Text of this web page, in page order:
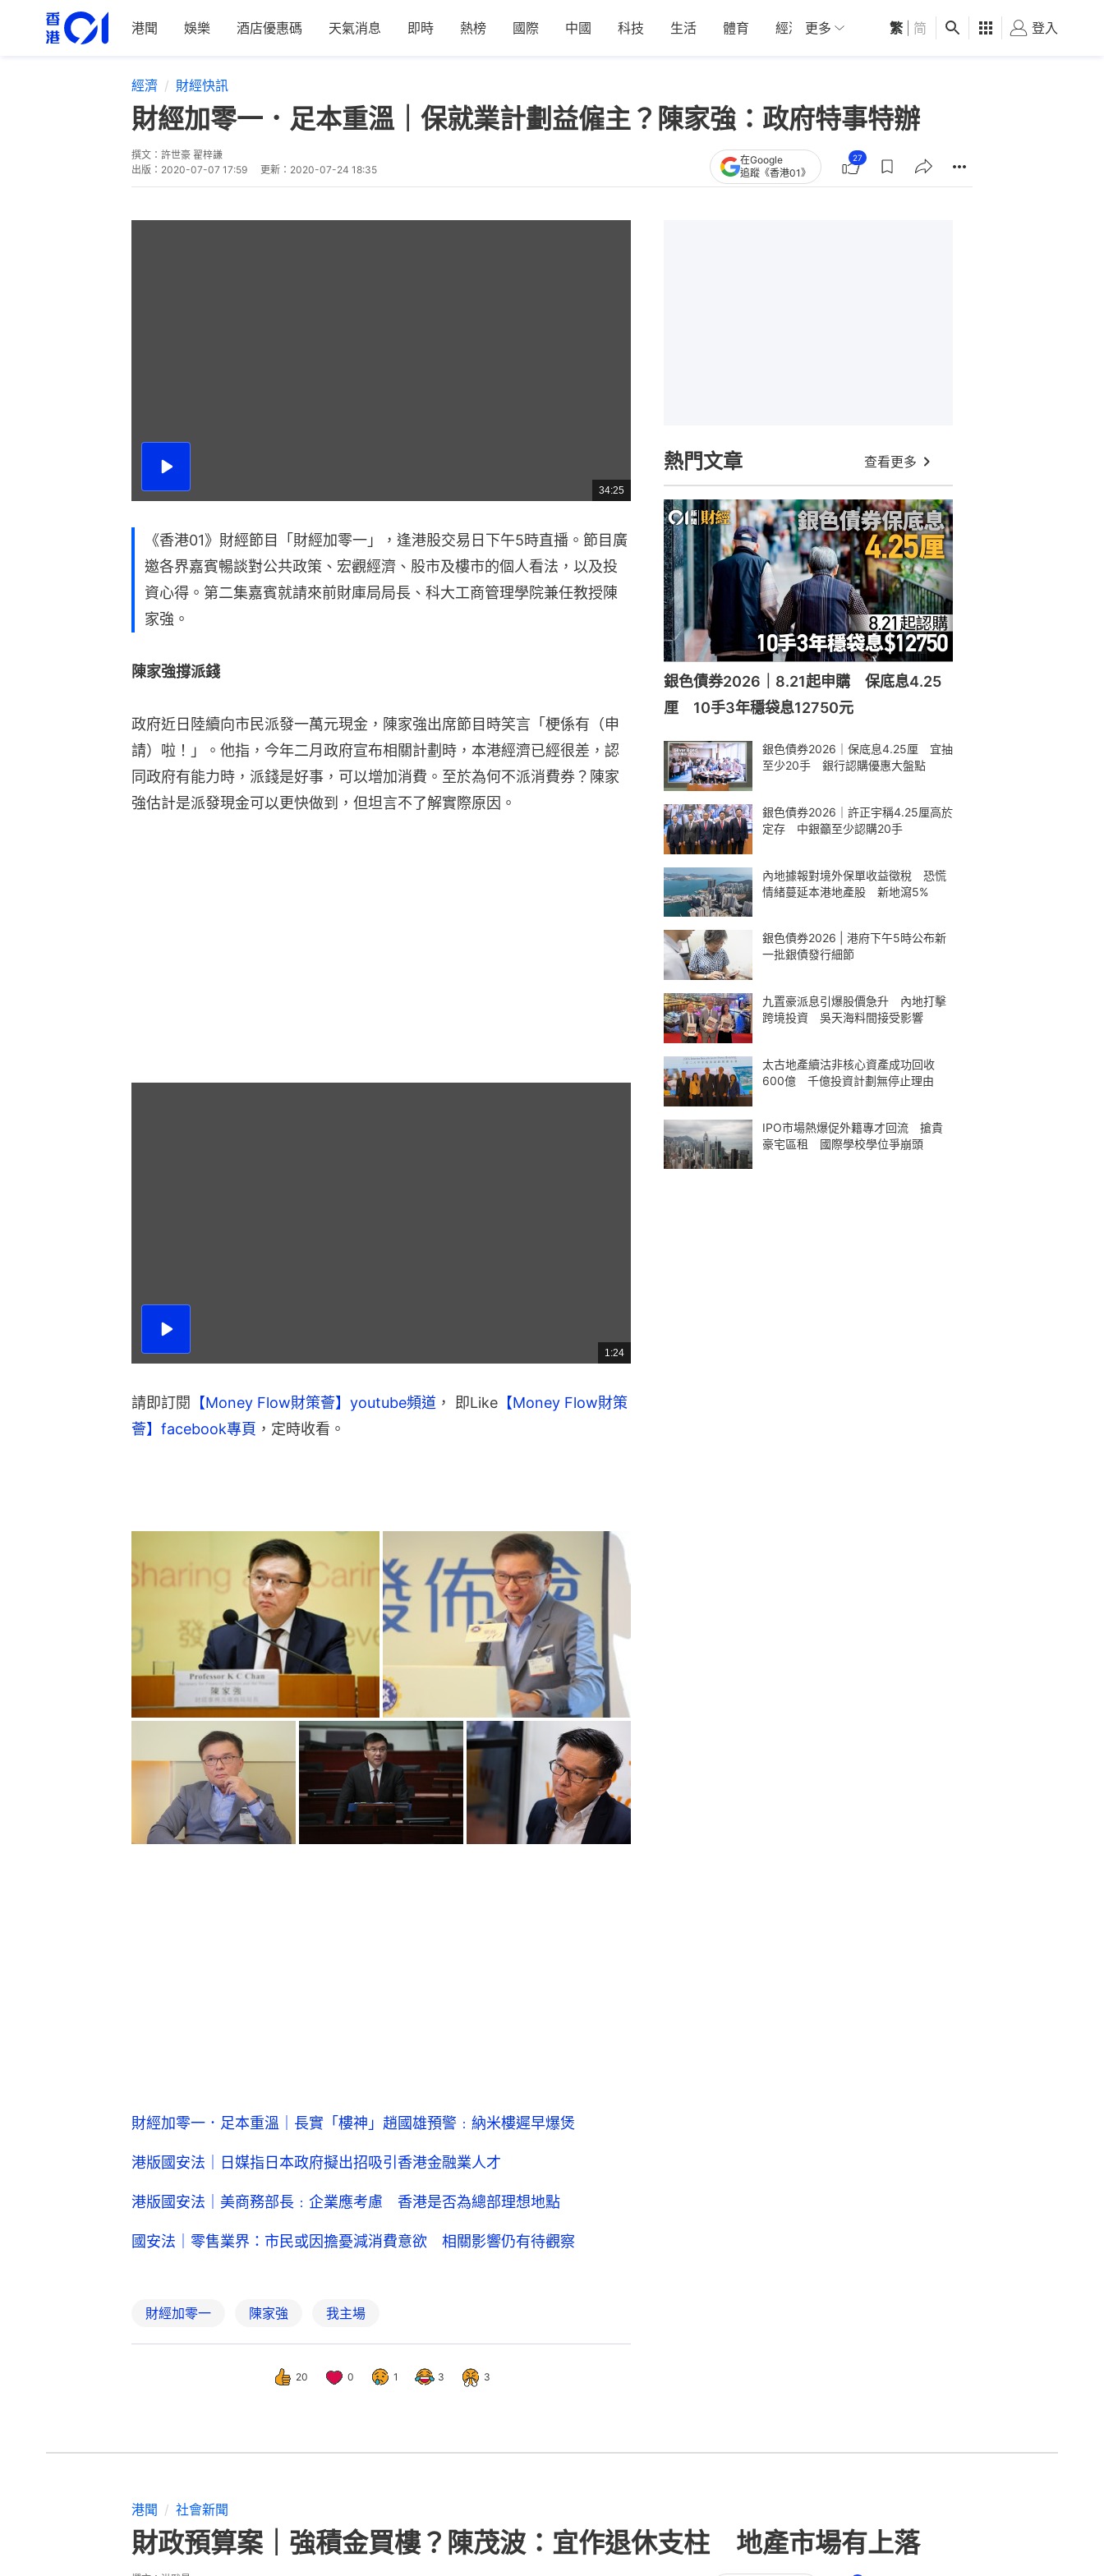
港聞 娛樂 酒店優惠碼 天氣消息 即時 熱榜 國際 中國 科技 生活 體育 經濟 01深圳 觀點 健康 好食玩飛
更多 繁 简 登入
經濟 財經快訊
財經加零一．足本重溫｜保就業計劃益僱主？陳家強：政府特事特辦
撰文： 許世豪 翟梓謙
出版： 2020-07-07 17:59 更新： 2020-07-24 18:35
在Google
追蹤《香港01》
27
播
總
共
34:25
《香港01》財經節目「財經加零一」，逢港股交易日下午5時直播。節目廣
邀各界嘉賓暢談對公共政策、宏觀經濟、股市及樓市的個人看法，以及投
資心得。第二集嘉賓就請來前財庫局局長、科大工商管理學院兼任教授陳
家強。
陳家強撐派錢
政府近日陸續向市民派發一萬元現金，陳家強出席節目時笑言「梗係有（申
請）啦！」。他指，今年二月政府宣布相關計劃時，本港經濟已經很差，認
同政府有能力時，派錢是好事，可以增加消費。至於為何不派消費券？陳家
強估計是派發現金可以更快做到，但坦言不了解實際原因。
播
總
共
1:24
請即訂閱 【Money Flow財策薈】youtube頻道 ， 即Like 【Money Flow財策
薈】facebook專頁 ，定時收看。
財經加零一．足本重溫｜長實「樓神」趙國雄預警﹕納米樓遲早爆煲
港版國安法｜日媒指日本政府擬出招吸引香港金融業人才
港版國安法｜美商務部長﹕企業應考慮 香港是否為總部理想地點
國安法｜零售業界：市民或因擔憂減消費意欲 相關影響仍有待觀察
財經加零一 陳家強 我主場
20 0 1 3 3
熱門文章 查看更多
銀色債券2026｜8.21起申購 保底息4.25
厘 10手3年穩袋息12750元
銀色債券2026｜保底息4.25厘 宜抽
至少20手 銀行認購優惠大盤點
銀色債券2026｜許正宇稱4.25厘高於
定存 中銀籲至少認購20手
內地據報對境外保單收益徵稅 恐慌
情緒蔓延本港地產股 新地瀉5%
銀色債券2026 | 港府下午5時公布新
一批銀債發行細節
九置豪派息引爆股價急升 內地打擊
跨境投資 吳天海料間接受影響
太古地產續沽非核心資產成功回收
600億 千億投資計劃無停止理由
IPO市場熱爆促外籍專才回流 搶貴
豪宅區租 國際學校學位爭崩頭
港聞 社會新聞
財政預算案｜強積金買樓？陳茂波：宜作退休支柱 地產市場有上落